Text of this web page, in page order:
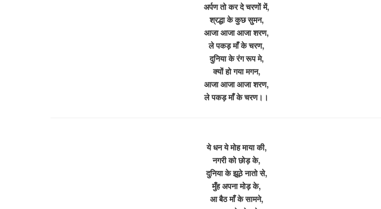
अर्पण तो कर दे चरणों में,
श्रद्धा के कुछ सुमन,
आजा आजा आजा शरण,
ले पकड़ माँ के चरण,
दुनिया के रंग रूप मे,
क्यों हो गया मगन,
आजा आजा आजा शरण,
ले पकड़ माँ के चरण।।
ये धन ये मोह माया की,
नगरी को छोड़ के,
दुनिया के झूठे नातो से,
मुँह अपना मोड़ के,
आ बैठ माँ के सामने,